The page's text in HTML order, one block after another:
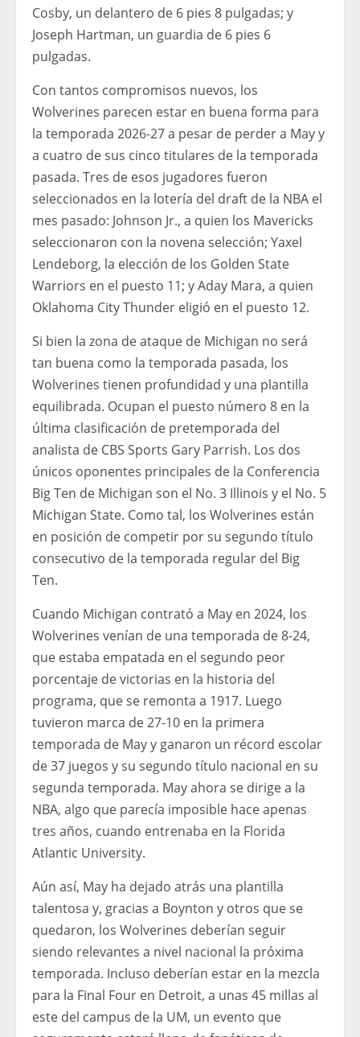
Cosby, un delantero de 6 pies 8 pulgadas; y
Joseph Hartman, un guardia de 6 pies 6
pulgadas.
Con tantos compromisos nuevos, los
Wolverines parecen estar en buena forma para
la temporada 2026-27 a pesar de perder a May y
a cuatro de sus cinco titulares de la temporada
pasada. Tres de esos jugadores fueron
seleccionados en la lotería del draft de la NBA el
mes pasado: Johnson Jr., a quien los Mavericks
seleccionaron con la novena selección; Yaxel
Lendeborg, la elección de los Golden State
Warriors en el puesto 11; y Aday Mara, a quien
Oklahoma City Thunder eligió en el puesto 12.
Si bien la zona de ataque de Michigan no será
tan buena como la temporada pasada, los
Wolverines tienen profundidad y una plantilla
equilibrada. Ocupan el puesto número 8 en la
última clasificación de pretemporada del
analista de CBS Sports Gary Parrish. Los dos
únicos oponentes principales de la Conferencia
Big Ten de Michigan son el No. 3 Illinois y el No. 5
Michigan State. Como tal, los Wolverines están
en posición de competir por su segundo título
consecutivo de la temporada regular del Big
Ten.
Cuando Michigan contrató a May en 2024, los
Wolverines venían de una temporada de 8-24,
que estaba empatada en el segundo peor
porcentaje de victorias en la historia del
programa, que se remonta a 1917. Luego
tuvieron marca de 27-10 en la primera
temporada de May y ganaron un récord escolar
de 37 juegos y su segundo título nacional en su
segunda temporada. May ahora se dirige a la
NBA, algo que parecía imposible hace apenas
tres años, cuando entrenaba en la Florida
Atlantic University.
Aún así, May ha dejado atrás una plantilla
talentosa y, gracias a Boynton y otros que se
quedaron, los Wolverines deberían seguir
siendo relevantes a nivel nacional la próxima
temporada. Incluso deberían estar en la mezcla
para la Final Four en Detroit, a unas 45 millas al
este del campus de la UM, un evento que